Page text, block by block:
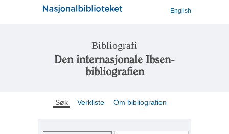
English
Bibliografi
Den internasjonale Ibsen-
bibliografien
Søk Verkliste Om bibliografien